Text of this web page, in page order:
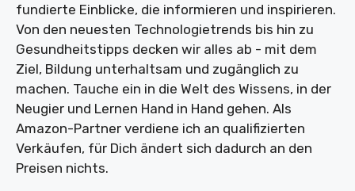
fundierte Einblicke, die informieren und inspirieren.
Von den neuesten Technologietrends bis hin zu
Gesundheitstipps decken wir alles ab - mit dem
Ziel, Bildung unterhaltsam und zugänglich zu
machen. Tauche ein in die Welt des Wissens, in der
Neugier und Lernen Hand in Hand gehen. Als
Amazon-Partner verdiene ich an qualifizierten
Verkäufen, für Dich ändert sich dadurch an den
Preisen nichts.